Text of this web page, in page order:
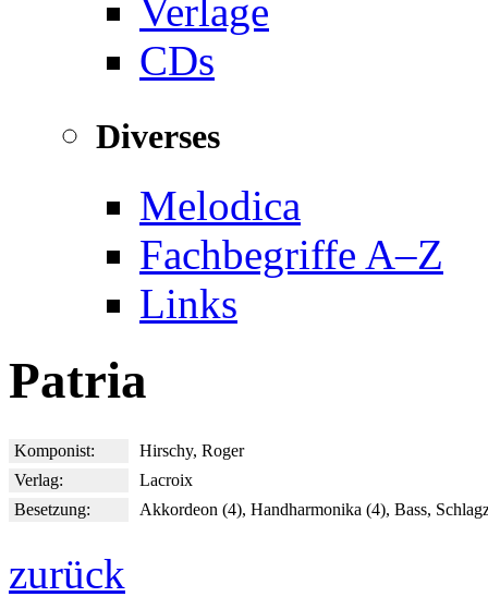
Verlage
CDs
Diverses
Melodica
Fachbegriffe A–Z
Links
Patria
Komponist:
Hirschy, Roger
Verlag:
Lacroix
Besetzung:
Akkordeon (4), Handharmonika (4), Bass,
zurück